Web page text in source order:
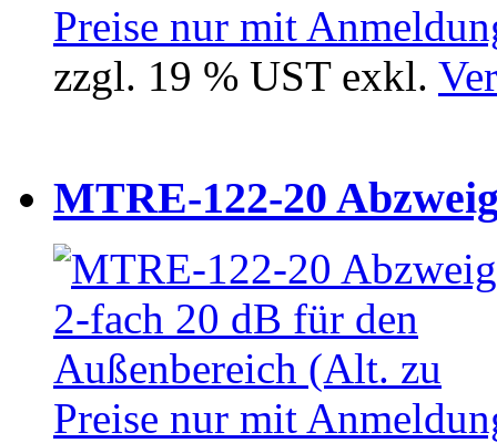
Preise nur mit
zzgl. 19 % UST exkl.
MTRE-122-20
Preise nur mit